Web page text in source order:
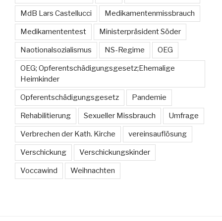
MdB Lars Castellucci Medikamentenmissbrauch
Medikamententest Ministerpräsident Söder
Naotionalsozialismus NS-Regime OEG
OEG; Opferentschädigungsgesetz;Ehemalige
Heimkinder
Opferentschädigungsgesetz Pandemie
Rehabilitierung Sexueller Missbrauch Umfrage
Verbrechen der Kath. Kirche vereinsauflösung
Verschickung Verschickungskinder
Voccawind Weihnachten